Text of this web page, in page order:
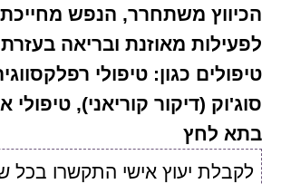
הכיווץ משתחרר, הנפש מחייכת
לפעילות מאוזנת ובריאה בעזרת
טיפולים כגון: טיפולי
סוג'וק (דיקור קוריאני), טיפולי
בתא לחץ